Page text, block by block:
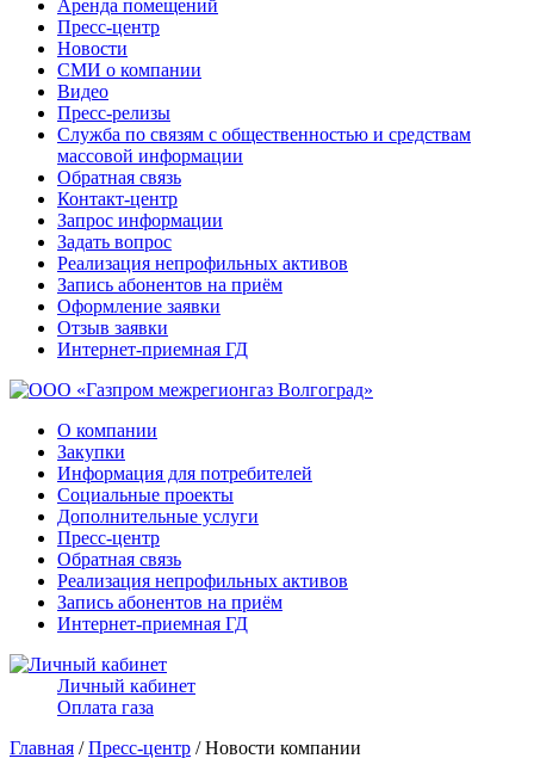
Аренда помещений
Пресс-центр
Новости
СМИ о компании
Видео
Пресс-релизы
Служба по связям с общественностью и средствам
массовой информации
Обратная связь
Контакт-центр
Запрос информации
Задать вопрос
Реализация непрофильных активов
Запись абонентов на приём
Оформление заявки
Отзыв заявки
Интернет-приемная ГД
О компании
Закупки
Информация для потребителей
Социальные проекты
Дополнительные услуги
Пресс-центр
Обратная связь
Реализация непрофильных активов
Запись абонентов на приём
Интернет-приемная ГД
Личный кабинет
Оплата газа
Главная /Пресс-центр / Новости компании